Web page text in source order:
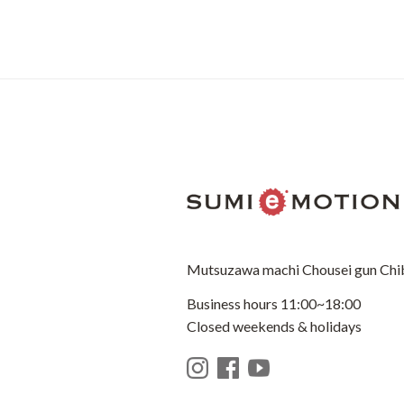
Mutsuzawa machi Chousei gun
Business hours 11:00~18:00
Closed weekends & holidays